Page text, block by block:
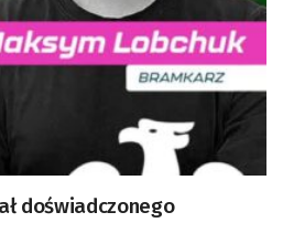
doświadczonego